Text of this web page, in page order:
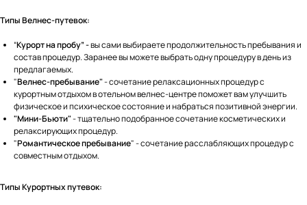
Типы Велнес-путевок:
“Курорт на пробу” -вы сами выбираете продолжительность пребывания и
состав процедур. Заранее вы можете выбрать одну процедуру в день из
предлагаемых.
"Велнес-пребывание"- сочетание релаксационных процедур с
курортным отдыхом в отельном велнес-центре поможет вам улучшить
физическое и психическое состояние и набраться позитивной энергии.
"Мини-Бьюти"- тщательно подобранное сочетание косметических и
релаксирующих процедур.
"Романтическое пребывание" - сочетание расслабляющих процедур с
совместным отдыхом.
Типы Курортных путевок: